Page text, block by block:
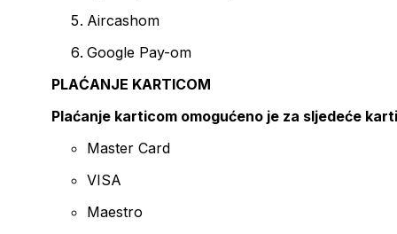
Aircashom
Google Pay-om
PLAĆANJE KARTICOM
Plaćanje karticom omogućeno je za sljedeće
Master Card
VISA
Maestro